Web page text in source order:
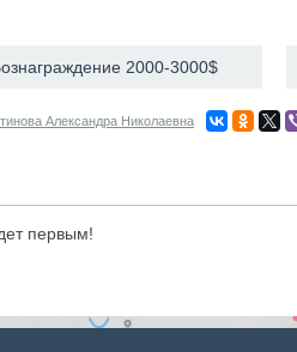
2000-3000$
Александра Николаевна
первым!